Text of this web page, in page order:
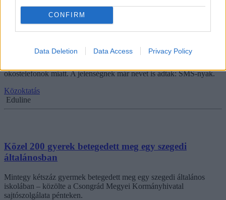
CONFIRM
Data Deletion Data Access Privacy Policy
Egyre több diák púpos az okostelefon miatt
A gerincbántalmakkal foglalkozó szakember a The Telegraph-nak
okostelefonok miatt. A jelenségnek már nevet is adtak: SMS-nyak.
Közoktatás
Eduline
Közel 200 gyerek betegedett meg egy szegedi
általánosban
Mintegy kétszáz gyermek betegedett meg egy szegedi általános
iskolában – közölte a Csongrád Megyei Kormányhivatal
sajtószolgálata pénteken.